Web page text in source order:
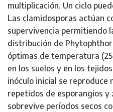
multiplicación. Un ciclo
Las clamidosporas actúan
supervivencia permitiendo
distribución de
óptimas de temperatura
en los suelos y en los
inóculo inicial se reproduce
repetidos de esporangios y
sobrevive períodos secos